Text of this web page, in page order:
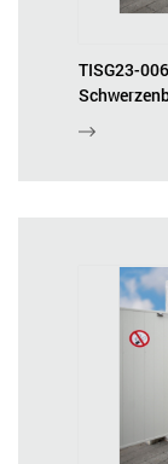
TISG23-